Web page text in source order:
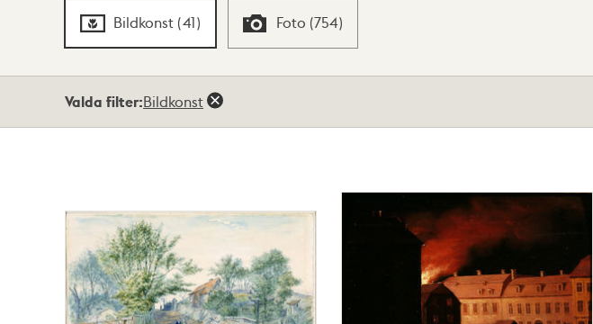
Bildkonst (41) Foto (754)
Valda filter:Bildkonst